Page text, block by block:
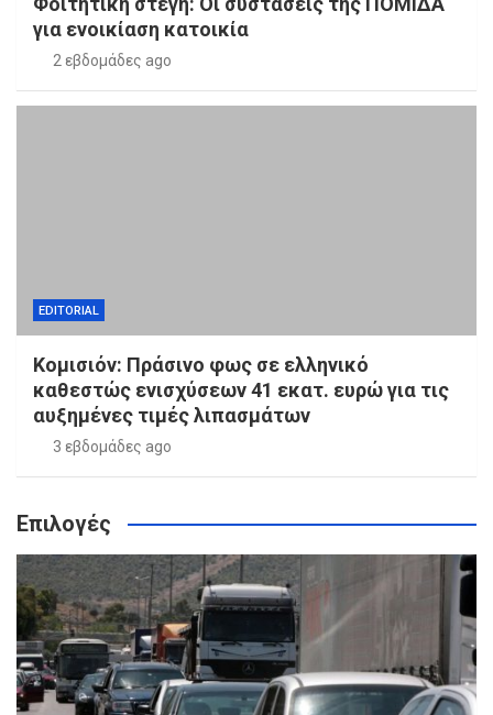
για ενοικίαση κατοικία
2 εβδομάδες ago
EDITORIAL
Κομισιόν: Πράσινο φως σε ελληνικό
καθεστώς ενισχύσεων 41 εκατ. ευρώ για τις
αυξημένες τιμές λιπασμάτων
3 εβδομάδες ago
Επιλογές